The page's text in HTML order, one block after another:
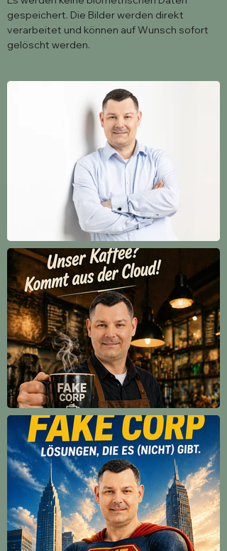
gespeichert. Die Bilder werden direkt
verarbeitet und können auf Wunsch sofort
gelöscht werden.